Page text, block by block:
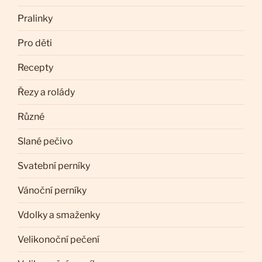
Pralinky
Pro děti
Recepty
Řezy a rolády
Různé
Slané pečivo
Svatební perníky
Vánoční perníky
Vdolky a smaženky
Velikonoční pečení